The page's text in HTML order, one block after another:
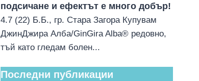
подсичане и ефектът е много добър!
4.7 (22) Б.Б., гр. Стара Загора Купувам
ДжинДжира Алба/GinGira Alba® редовно,
тъй като гледам болен...
Последни публикации